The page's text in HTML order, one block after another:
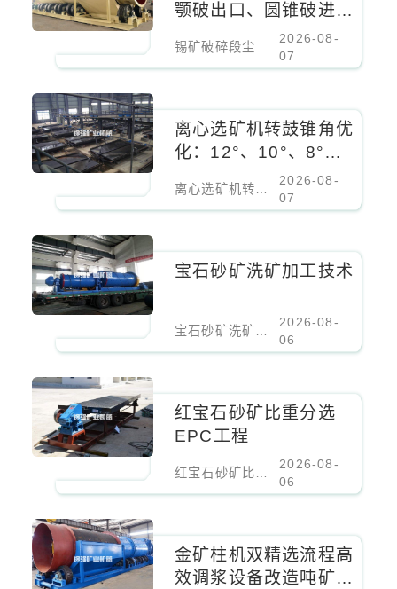
颚破出口、圆锥破进料
口、振动筛密闭负压除
尘
2026-08-
07
离心选矿机转鼓锥角优
化：12°、10°、8°对
细粒锡石回收率的影响
2026-08-
07
宝石砂矿洗矿加工技术
2026-08-
06
红宝石砂矿比重分选
EPC工程
2026-08-
06
金矿柱机双精选流程高
效调浆设备改造吨矿成